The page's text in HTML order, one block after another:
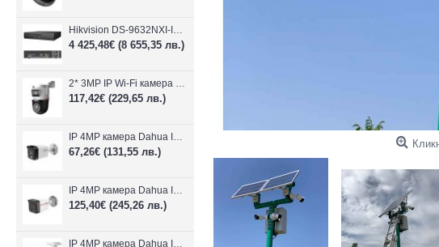
Hikvision DS-9632NXI-I8/VPro – 32-канален NVR с интелигентен AI анализ
4 425,48€ (8 655,35 лв.)
2* 3MP IP Wi-Fi камера Dahua P3D-3F-PV-P-0280B/0600B-PRO
117,42€ (229,65 лв.)
IP 4MP камера Dahua IPC-B1E40-A-0280B, 2.8mm, IR 30m
67,26€ (131,55 лв.)
IP 4MP камера Dahua IPC-HFW1439TC1-A-LED-0280B-PRO, 2.8mm, IR 30m
125,40€ (245,26 лв.)
IP 4MP камера Dahua IPC-HFW2449TL-S-LED-0280B-PRO, 2.8mm, IR 50m